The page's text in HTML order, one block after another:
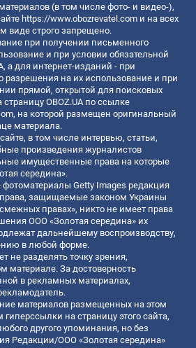
(в том числе фото- и видео-),
https://www.obozrevatel.com и на всех
виде строго запрещено.
при получении письменного
и при условии обязательной
а для интернет-изданий - при
разрешения на их использование и при
прямой, открытой для поисковых
OBOZ.UA по ссылке
, на которой размещен оригинальный
материала.
в том числе интервью, статьи,
произведения журналистов
имущественные права на которые
середина».
Getty Images редакция
защищаемые законом Украины
правах», никто не имеет права
ООО «Золотая середина» их
дальнейшему воспроизводству,
в любой форме.
не разделять точку зрения,
материале. За достоверность
в рекламных материалах,
материалов размещенных на этом
на страницу этого сайта,
другого упоминания, но без
Редакции/ООО «Золотая середина»